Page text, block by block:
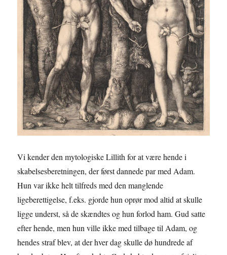
Vi kender den mytologiske Lillith for at være hende i
skabelsesberetningen, der først dannede par med Adam.
Hun var ikke helt tilfreds med den manglende
ligeberettigelse, f.eks. gjorde hun oprør mod altid at skulle
ligge underst, så de skændtes og hun forlod ham. Gud satte
efter hende, men hun ville ikke med tilbage til Adam, og
hendes straf blev, at der hver dag skulle dø hundrede af